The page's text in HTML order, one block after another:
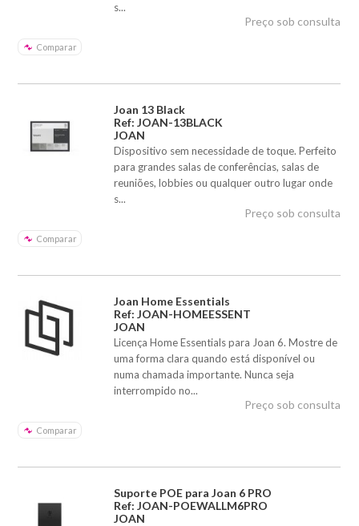
s...
Comparar
Preço sob consulta
Joan 13 Black
Ref: JOAN-13BLACK
JOAN
Dispositivo sem necessidade de toque. Perfeito
para grandes salas de conferências, salas de
reuniões, lobbies ou qualquer outro lugar onde
s...
Comparar
Preço sob consulta
Joan Home Essentials
Ref: JOAN-HOMEESSENT
JOAN
Licença Home Essentials para Joan 6. Mostre de
uma forma clara quando está disponível ou
numa chamada importante. Nunca seja
interrompido no...
Comparar
Preço sob consulta
Suporte POE para Joan 6 PRO
Ref: JOAN-POEWALLM6PRO
JOAN